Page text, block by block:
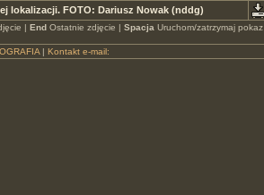
lokalizacji. FOTO: Dariusz Nowak (nddg)
| EndOstatnie zdjęcie | Spacja Uruchom/zatrzymaj pokaz
| Kontakt e-mail: